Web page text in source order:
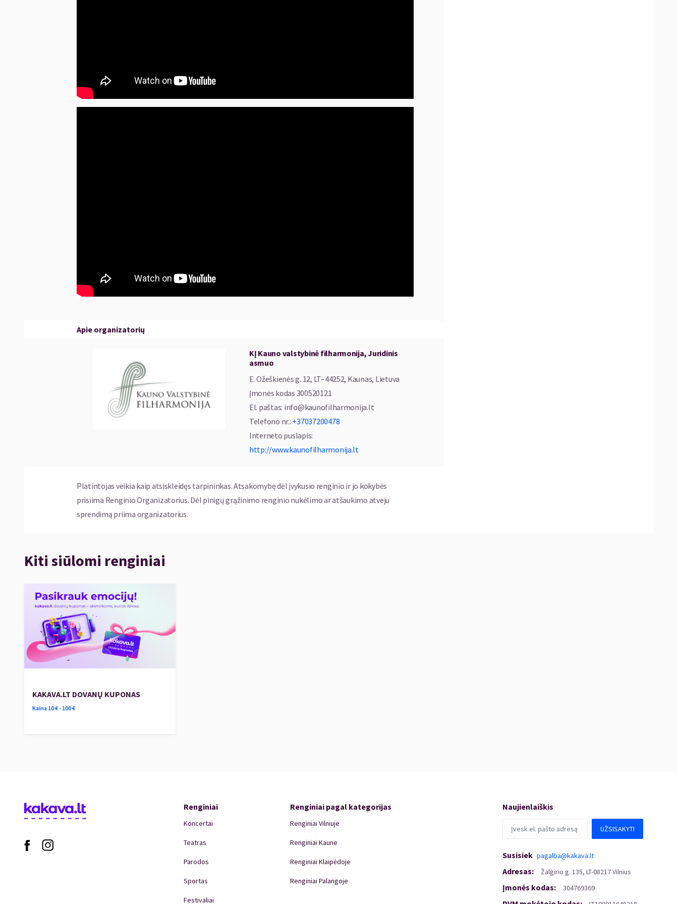
Apie organizatorių
KĮ Kauno valstybinė filharmonija, Juridinis
asmuo
E. Ožeškienės g. 12, LT–44252, Kaunas, Lietuva
Įmonės kodas 300520121
El. paštas: info@kaunofilharmonija.lt
Telefono nr.: +37037200478
Interneto puslapis:
http://www.kaunofilharmonija.lt
Platintojas veikia kaip atsiskleidęs tarpininkas. Atsakomybę dėl įvykusio renginio ir jo kokybės
prisiima Renginio Organizatorius. Dėl pinigų grąžinimo renginio nukėlimo ar atšaukimo atveju
sprendimą priima organizatorius.
Kiti siūlomi renginiai
KAKAVA.LT DOVANŲ KUPONAS
Kaina 10€ - 100€
Renginiai
Koncertai
Teatras
Parodos
Sportas
Festivaliai
Renginiai pagal kategorijas
Renginiai Vilniuje
Renginiai Kaune
Renginiai Klaipėdoje
Renginiai Palangoje
Naujienlaiškis
UŽSISAKYTI
Susisiek pagalba@kakava.lt
Adresas: Žalgirio g. 135, LT-08217 Vilnius
Įmonės kodas: 304769369